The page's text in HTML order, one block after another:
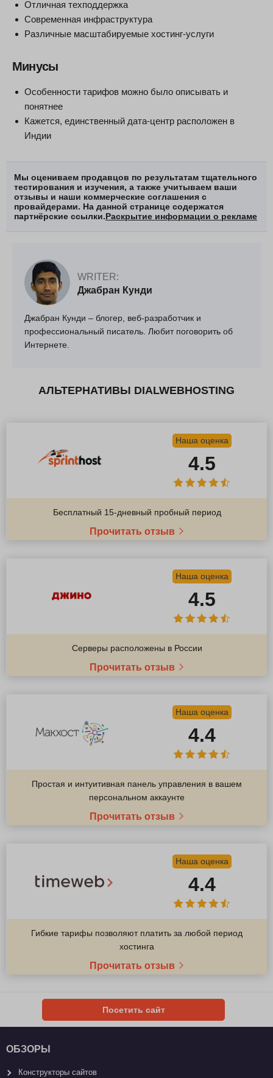
Отличная техподдержка
Современная инфраструктура
Различные масштабируемые хостинг-услуги
Минусы
Особенности тарифов можно было описывать и
понятнее
Кажется, единственный дата-центр расположен в
Индии
Мы оцениваем продавцов по результатам тщательного
тестирования и изучения, а также учитываем ваши
отзывы и наши коммерческие соглашения с
провайдерами. На данной странице содержатся
партнёрские ссылки.Раскрытие информации о рекламе
WRITER:
Джабран Кунди
Джабран Кунди – блогер, веб-разработчик и
профессиональный писатель. Любит поговорить об
Интернете.
АЛЬТЕРНАТИВЫ DIALWEBHOSTING
Наша оценка
4.5
Бесплатный 15-дневный пробный период
Прочитать отзыв
Наша оценка
4.5
Серверы расположены в России
Прочитать отзыв
Наша оценка
4.4
Простая и интуитивная панель управления в вашем
персональном аккаунте
Прочитать отзыв
Наша оценка
4.4
Гибкие тарифы позволяют платить за любой период
хостинга
Прочитать отзыв
Посетить сайт
ОБЗОРЫ
Конструкторы сайтов